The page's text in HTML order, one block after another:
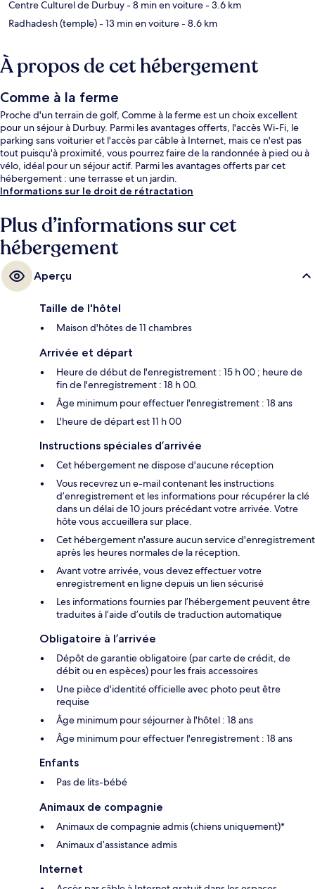
Centre Culturel de Durbuy- 8 min en voiture- 3.6 km
Radhadesh (temple)- 13 min en voiture- 8.6 km
À propos de cet hébergement
Comme à la ferme
Proche d'un terrain de golf, Comme à la ferme est un choix excellent
pour un séjour à Durbuy. Parmi les avantages offerts, l'accès Wi-Fi, le
parking sans voiturier et l'accès par câble à Internet, mais ce n'est pas
tout puisqu'à proximité, vous pourrez faire de la randonnée à pied ou à
vélo, idéal pour un séjour actif. Parmi les avantages offerts par cet
hébergement : une terrasse et un jardin.
Informations sur le droit de rétractation
Plus d’informations sur cet
hébergement
Aperçu
Taille de l'hôtel
Maison d'hôtes de 11 chambres
Arrivée et départ
Heure de début de l'enregistrement : 15 h 00 ; heure de
fin de l'enregistrement : 18 h 00.
Âge minimum pour effectuer l'enregistrement : 18 ans
L'heure de départ est 11 h 00
Instructions spéciales d’arrivée
Cet hébergement ne dispose d'aucune réception
Vous recevrez un e-mail contenant les instructions
d’enregistrement et les informations pour récupérer la clé
dans un délai de 10 jours précédant votre arrivée. Votre
hôte vous accueillera sur place.
Cet hébergement n'assure aucun service d'enregistrement
après les heures normales de la réception.
Avant votre arrivée, vous devez effectuer votre
enregistrement en ligne depuis un lien sécurisé
Les informations fournies par l’hébergement peuvent être
traduites à l’aide d’outils de traduction automatique
Obligatoire à l’arrivée
Dépôt de garantie obligatoire (par carte de crédit, de
débit ou en espèces) pour les frais accessoires
Une pièce d'identité officielle avec photo peut être
requise
Âge minimum pour séjourner à l'hôtel : 18 ans
Âge minimum pour effectuer l'enregistrement : 18 ans
Enfants
Pas de lits-bébé
Animaux de compagnie
Animaux de compagnie admis (chiens uniquement)*
Animaux d’assistance admis
Internet